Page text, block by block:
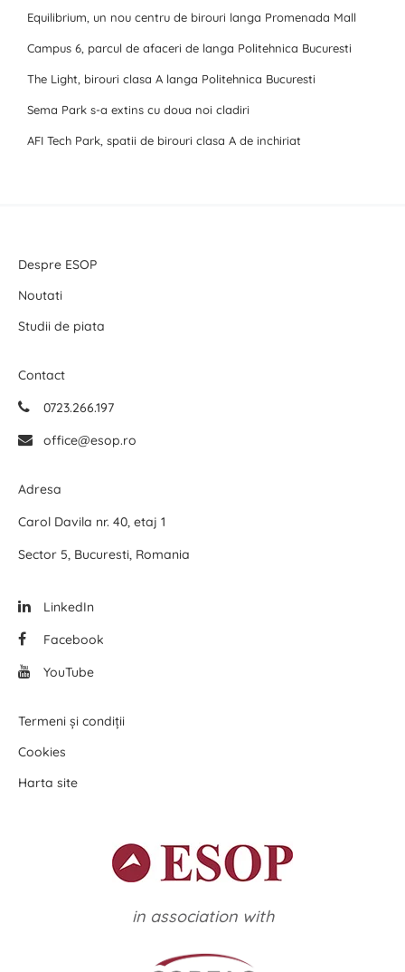
Equilibrium, un nou centru de birouri langa Promenada Mall
Campus 6, parcul de afaceri de langa Politehnica Bucuresti
The Light, birouri clasa A langa Politehnica Bucuresti
Sema Park s-a extins cu doua noi cladiri
AFI Tech Park, spatii de birouri clasa A de inchiriat
Despre ESOP
Noutati
Studii de piata
Contact
0723.266.197
office@esop.ro
Adresa
Carol Davila nr. 40, etaj 1
Sector 5, Bucuresti, Romania
LinkedIn
Facebook
YouTube
Termeni și condiții
Cookies
Harta site
in association with